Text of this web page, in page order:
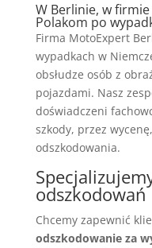
W Berlinie, w firmie
Polakom po
Firma MotoExpert
wypadkach w
obsłudze osób z
pojazdami. Nasz
doświadczeni
szkody, przez
odszkodowania.
Chcemy zapewnić
odszkodowanie za